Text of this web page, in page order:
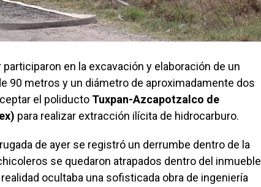
en la excavación y elaboración de un
90 metros y un diámetro de aproximadamente dos
el poliducto Tuxpan-Azcapotzalco de
para realizar extracción ilícita de hidrocarburo.
de ayer se registró un derrumbe dentro de la
se quedaron atrapados dentro del inmueble
ocultaba una sofisticada obra de ingeniería